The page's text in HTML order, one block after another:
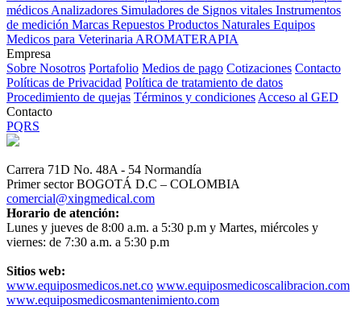
médicos Analizadores Simuladores de Signos vitales Instrumentos
de medición Marcas Repuestos Productos Naturales Equipos
Medicos para Veterinaria AROMATERAPIA
Empresa
Sobre Nosotros Portafolio Medios de pago Cotizaciones Contacto
Políticas de Privacidad Política de tratamiento de datos
Procedimiento de quejas Términos y condiciones Acceso al GED
Contacto
PQRS
Carrera 71D No. 48A - 54 Normandía
Primer sector BOGOTÁ D.C – COLOMBIA
comercial@xingmedical.com
Horario de atención:
Lunes y jueves de 8:00 a.m. a 5:30 p.m y Martes, miércoles y
viernes: de 7:30 a.m. a 5:30 p.m
Sitios web:
www.equiposmedicos.net.co www.equiposmedicoscalibracion.com
www.equiposmedicosmantenimiento.com